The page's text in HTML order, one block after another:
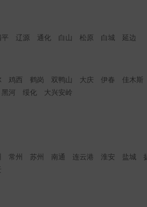
平 辽源 通化 白山 松原 白城 延边
鸡西 鹤岗 双鸭山 大庆 伊春
佳木斯
黑河 绥化 大兴安岭
常州 苏州 南通 连云港 淮安 盐城